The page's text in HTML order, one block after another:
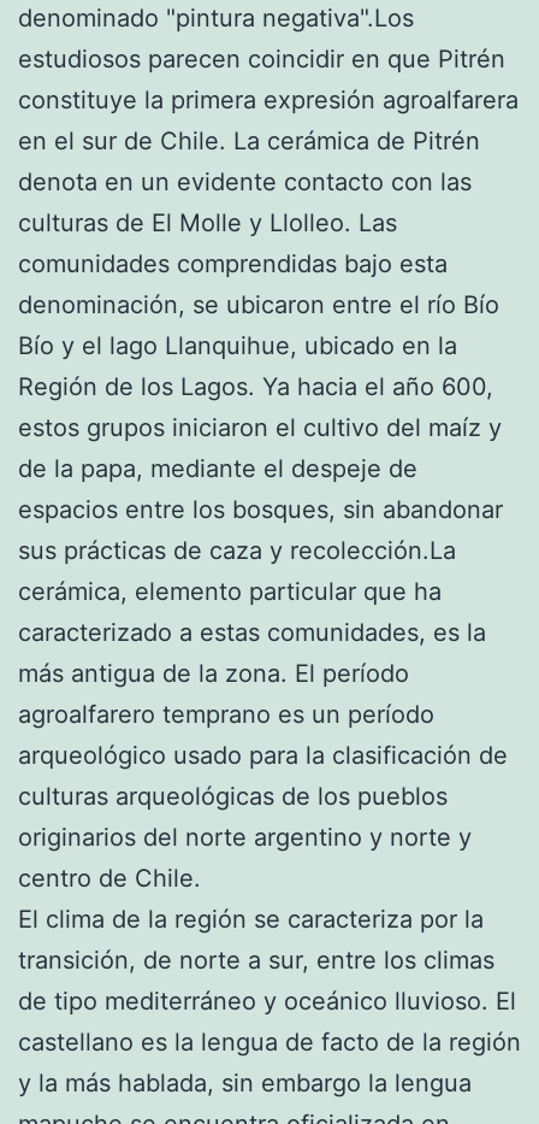
denominado "pintura negativa".Los
estudiosos parecen coincidir en que Pitrén
constituye la primera expresión agroalfarera
en el sur de Chile. La cerámica de Pitrén
denota en un evidente contacto con las
culturas de El Molle y Llolleo. Las
comunidades comprendidas bajo esta
denominación, se ubicaron entre el río Bío
Bío y el lago Llanquihue, ubicado en la
Región de los Lagos.​ Ya hacia el año 600,
estos grupos iniciaron el cultivo del maíz y
de la papa, mediante el despeje de
espacios entre los bosques, sin abandonar
sus prácticas de caza y recolección.​La
cerámica, elemento particular que ha
caracterizado a estas comunidades, es la
más antigua de la zona. El período
agroalfarero temprano es un período
arqueológico usado para la clasificación de
culturas arqueológicas de los pueblos
originarios del norte argentino y norte y
centro de Chile.
El clima de la región se caracteriza por la
transición, de norte a sur, entre los climas
de tipo mediterráneo y oceánico lluvioso. El
castellano es la lengua de facto de la región
y la más hablada, sin embargo la lengua